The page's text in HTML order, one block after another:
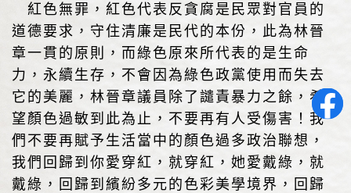
紅色無罪，紅色代表反貪腐是民眾對官員的
道德要求，守住清廉是民代的本份，此為林晉
章一貫的原則，而綠色原來所代表的是生命
力，永續生存，不會因為綠色政黨使用而失去
它的美麗，林晉章議員除了譴責暴力之餘，希
望顏色過敏到此為止，不要再有人受傷害！我
們不要再賦予生活當中的顏色過多政治聯想，
我們回歸到你愛穿紅，就穿紅，她愛戴綠，就
戴綠，回歸到繽紛多元的色彩美學境界，回歸